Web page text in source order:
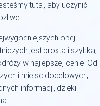
tutaj, aby uczynić
opcji
jest prosta i szybka,
w najlepszej cenie. Od
i miejsc docelowych,
informacji, dzięki